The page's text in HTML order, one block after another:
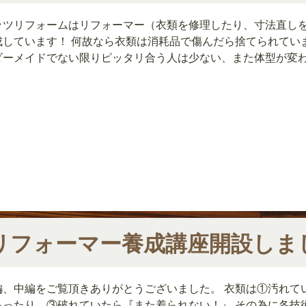
ツリフォームはリフォーマー（衣類を修理したり、寸法直し
しています！ 何故なら衣類は消耗品で傷んだら捨てられてい
ーメイドでない限りピッタリ合う人は少ない、また体型が変
フォーマー養成講座開設しま
、中編をご覧頂きありがとうございました。 衣類は①汚れ